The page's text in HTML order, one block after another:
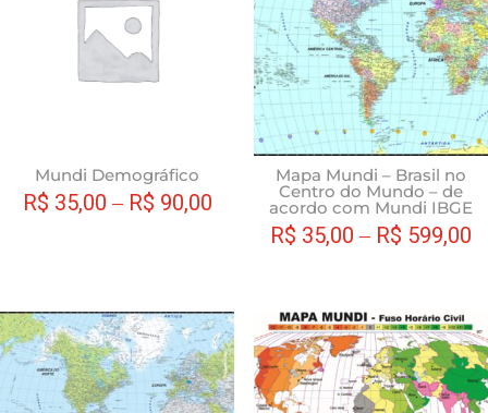
Mundi Demográfico
R$ 35,00 – R$ 90,00
várias
variantes.
As
opções
podem
ser
escolhidas
Mapa Mundi – Brasil no
Centro do Mundo – de
acordo com Mundi IBGE
R$ 35,00 – R$ 599,00
Este
produto
tem
várias